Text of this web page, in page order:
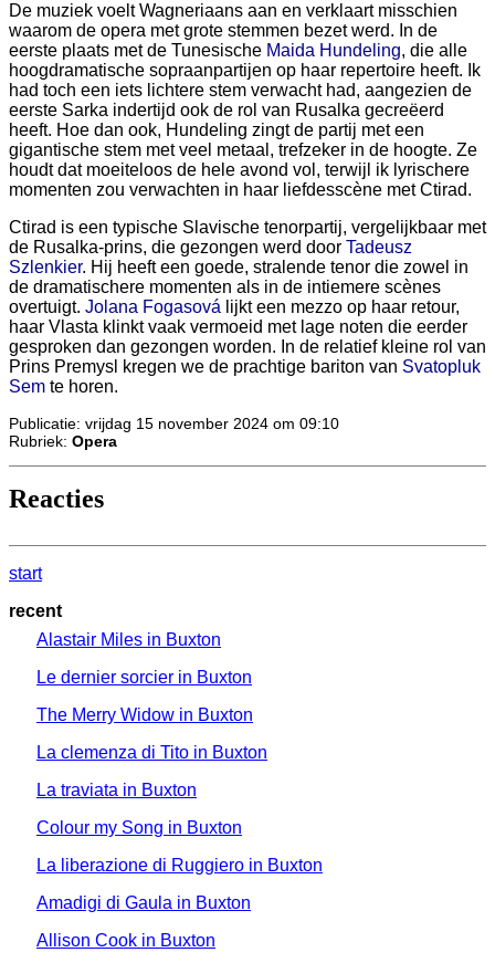
De muziek voelt Wagneriaans aan en verklaart misschien
waarom de opera met grote stemmen bezet werd. In de
eerste plaats met de Tunesische Maida Hundeling, die alle
hoogdramatische sopraanpartijen op haar repertoire heeft. Ik
had toch een iets lichtere stem verwacht had, aangezien de
eerste Sarka indertijd ook de rol van Rusalka gecreëerd
heeft. Hoe dan ook, Hundeling zingt de partij met een
gigantische stem met veel metaal, trefzeker in de hoogte. Ze
houdt dat moeiteloos de hele avond vol, terwijl ik lyrischere
momenten zou verwachten in haar liefdesscène met Ctirad.
Ctirad is een typische Slavische tenorpartij, vergelijkbaar met
de Rusalka-prins, die gezongen werd door Tadeusz
Szlenkier. Hij heeft een goede, stralende tenor die zowel in
de dramatischere momenten als in de intiemere scènes
overtuigt. Jolana Fogasová lijkt een mezzo op haar retour,
haar Vlasta klinkt vaak vermoeid met lage noten die eerder
gesproken dan gezongen worden. In de relatief kleine rol van
Prins Premysl kregen we de prachtige bariton van Svatopluk
Sem te horen.
Publicatie: vrijdag 15 november 2024 om 09:10
Rubriek: Opera
Reacties
start
recent
Alastair Miles in Buxton
Le dernier sorcier in Buxton
The Merry Widow in Buxton
La clemenza di Tito in Buxton
La traviata in Buxton
Colour my Song in Buxton
La liberazione di Ruggiero in Buxton
Amadigi di Gaula in Buxton
Allison Cook in Buxton